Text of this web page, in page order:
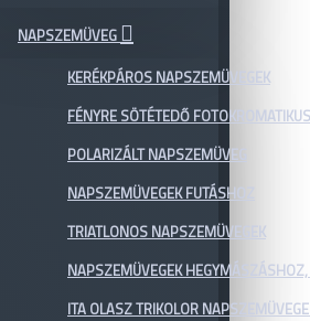
NAPSZEMÜVEG
KERÉKPÁROS NAPSZEMÜVEGEK
FÉNYRE SÖTÉTEDŐ
POLARIZÁLT NAPSZEMÜVEG
NAPSZEMÜVEGEK FUTÁSHOZ
TRIATLONOS NAPSZEMÜVEGEK
NAPSZEMÜVEGEK
ITA OLASZ TRIKOLOR